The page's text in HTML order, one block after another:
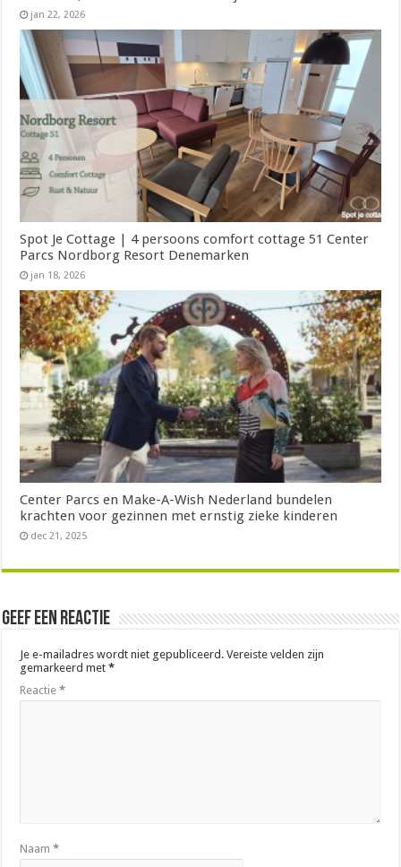
jan 22, 2026
Spot Je Cottage | 4 persoons comfort cottage 51 Center
Parcs Nordborg Resort Denemarken
jan 18, 2026
Center Parcs en Make-A-Wish Nederland bundelen
krachten voor gezinnen met ernstig zieke kinderen
dec 21, 2025
Geef een reactie
Je e-mailadres wordt niet gepubliceerd. Vereiste velden zijn
gemarkeerd met*
Reactie*
Naam*